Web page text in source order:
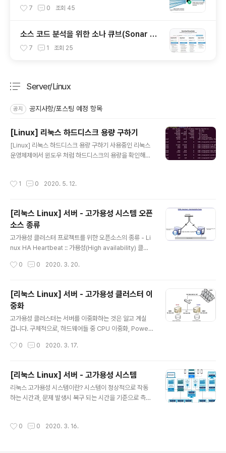
7 0 조회 45
소스 코드 분석을 위한 소나 큐브(Sonar Qu
be) 사용법
7 1 조회 25
Server/Linux
공지 공지사항/포스팅 예정 항목
[Linux] 리눅스 하드디스크 용량 구하기
[Linux] 리눅스 하드디스크 용량 구하기 사용중인 리눅스
운영체제에서 윈도우 처럼 하드디스크의 용량을 확인해야
터미널에 명령어를 입력하게 되면 위와 같이 사용중인 파
m/1024/1024 " GB" }' // 총 하드디스크 용량 df - P | g
rep -v ^Filesystem | awk '{sum += $3} END { pri
nt sum/1024/1024 " GB" }' // 사용중인 하드디스크 용
량 df - P | grep..
1 0 2020. 5. 12.
[리눅스 Linux] 서버 - 고가용성 시스템 오픈
소스 종류
고가용성 클러스터 프로젝트를 위한 오픈소스의 종류 - Li
nux HA Heartbeat :: 가용성(High availability) 클러
uted Replicated Block Device) - 고가용성 클러스터
은 Network Raid-1로 동작을 하고, Raid-1의 일반적인
구성은 실시간으로 데이터를 백업하는 미러링으로 구성되
어 있지만, 고가용성 클러스터에서는 Network를 통한 미
러링을 구성합니다. - Linux Virtual Server (LVS) :: 한
대의 서버로 증가하는 인터넷 사용자를 처리하기가 힘들어
드 밸런싱 ..
0 0 2020. 3. 20.
[리눅스 Linux] 서버 - 고가용성 클러스터 이
중화
고가용성 클러스터는 서버를 이중화하는 것은 알고 계실
겁니다. 구체적으로, 하드웨어들 중 CPU 이중화, Power
위해 Bonding 등의 하드웨어 이중화를 시킵니다. 이때,
성도를 사용합니다. 1. Active 노드에서 서비스를 수행하
다가 시스템 에러가 발생할 경우 서비스를 넘겨받아 수행
합니다. 2. 서비스 노드는 가상 IP에 의해 서비스를 수행합
니다. 3. 서비스 노드만 Storage에 mount하도록 해서 d
치에 접근할 수 없도록 합니다..
0 0 2020. 3. 17.
[리눅스 Linux] 서버 - 고가용성 시스템
리눅스 고가용성 시스템이란? 시스템이 정상적으로 작동
하는 시간과, 문제 발생시 복구 되는 시간을 기준으로 측정
고가용성을 보장하기 위해선, 서비스 서버에 문제가 발생
0 0 2020. 3. 16.